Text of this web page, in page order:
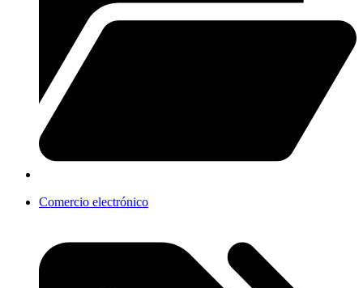
Comercio electrónico